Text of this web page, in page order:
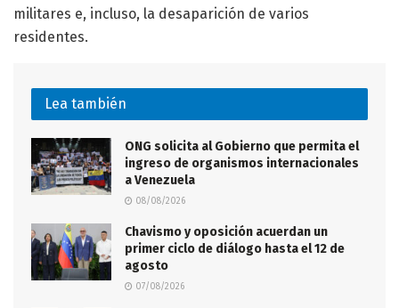
militares e, incluso, la desaparición de varios
residentes.
Lea también
ONG solicita al Gobierno que permita el
ingreso de organismos internacionales
a Venezuela
08/08/2026
Chavismo y oposición acuerdan un
primer ciclo de diálogo hasta el 12 de
agosto
07/08/2026